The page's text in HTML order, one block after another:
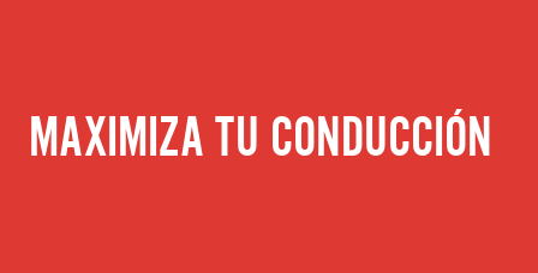
MAXIMIZA TU CONDUCCIÓN